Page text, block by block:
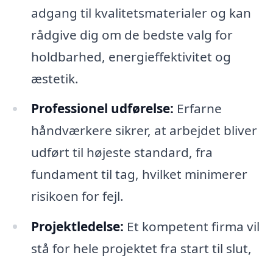
adgang til kvalitetsmaterialer og kan
rådgive dig om de bedste valg for
holdbarhed, energieffektivitet og
æstetik.
Professionel udførelse: Erfarne
håndværkere sikrer, at arbejdet bliver
udført til højeste standard, fra
fundament til tag, hvilket minimerer
risikoen for fejl.
Projektledelse: Et kompetent firma vil
stå for hele projektet fra start til slut,